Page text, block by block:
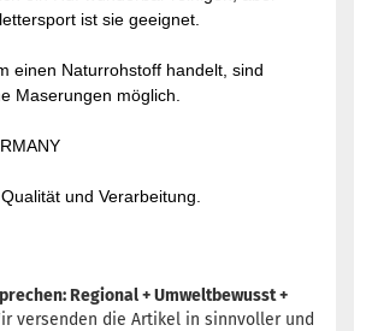
ist sie geeignet.
einen Naturrohstoff handelt, sind
Maserungen möglich.
und Verarbeitung.
Regional + Umweltbewusst +
versenden die Artikel in sinnvoller und